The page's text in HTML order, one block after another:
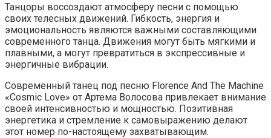
Танцоры воссоздают атмосферу песни с помощью
своих телесных движений. Гибкость, энергия и
эмоциональность являются важными составляющими
современного танца. Движения могут быть мягкими и
плавными, а могут превратиться в экспрессивные и
энергичные вибрации.
Современный танец под песню Florence And The Machine
«Cosmic Love» от Артема Волосова привлекает внимание
своей интенсивностью и мощностью. Позитивная
энергетика и стремление к самовыражению делают
этот номер по-настоящему захватывающим.